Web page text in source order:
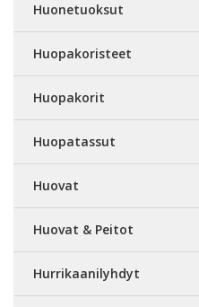
Huonetuoksut
Huopakoristeet
Huopakorit
Huopatassut
Huovat
Huovat & Peitot
Hurrikaanilyhdyt